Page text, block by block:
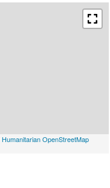
Humanitarian OpenStreetMap